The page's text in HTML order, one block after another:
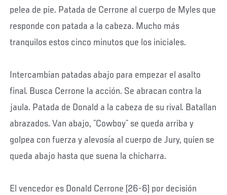
pelea de pie. Patada de Cerrone al cuerpo de Myles que
responde con patada a la cabeza. Mucho más
tranquilos estos cinco minutos que los iniciales.
Intercambian patadas abajo para empezar el asalto
final. Busca Cerrone la acción. Se abracan contra la
jaula. Patada de Donald a la cabeza de su rival. Batallan
abrazados. Van abajo, ¨Cowboy¨ se queda arriba y
golpea con fuerza y alevosía al cuerpo de Jury, quien se
queda abajo hasta que suena la chicharra.
El vencedor es Donald Cerrone (26-6) por decisión